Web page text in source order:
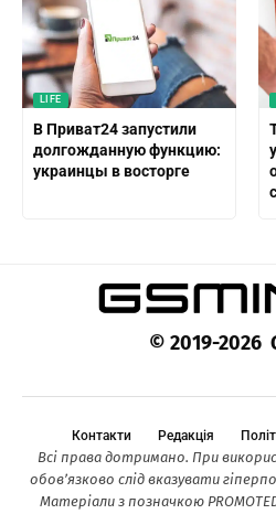
LIFE
В Приват24 запустили
долгожданную функцию:
украинцы в восторге
© 2019-2026
Контакти Редакція
Всі права дотримано. При
обов’язково слід вказувати
Матеріали з позначкою